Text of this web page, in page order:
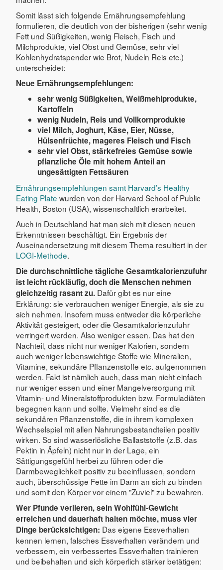
Somit lässt sich folgende Ernährungsempfehlung
formulieren, die deutlich von der bisherigen (sehr wenig
Fett und Süßigkeiten, wenig Fleisch, Fisch und
Milchprodukte, viel Obst und Gemüse, sehr viel
Kohlenhydratspender wie Brot, Nudeln Reis etc.)
unterscheidet:
Neue Ernährungsempfehlungen:
sehr wenig Süßigkeiten, Weißmehlprodukte,
Kartoffeln
wenig Nudeln, Reis und Vollkornprodukte
viel Milch, Joghurt, Käse, Eier, Nüsse,
Hülsenfrüchte, mageres Fleisch und Fisch
sehr viel Obst, stärkefreies Gemüse sowie
pflanzliche Öle mit hohem Anteil an
ungesättigten Fettsäuren
Ernährungsempfehlungen samt Harvard’s Healthy
Eating Plate wurden von der Harvard School of Public
Health, Boston (USA), wissenschaftlich erarbeitet.
Auch in Deutschland hat man sich mit diesen neuen
Erkenntnissen beschäftigt. Ein Ergebnis der
Auseinandersetzung mit diesem Thema resultiert in der
LOGI-Methode.
Die durchschnittliche tägliche Gesamtkalorienzufuhr
ist leicht rückläufig, doch die Menschen nehmen
gleichzeitig rasant zu. Dafür gibt es nur eine
Erklärung: sie verbrauchen weniger Energie, als sie zu
sich nehmen. Insofern muss entweder die körperliche
Aktivität gesteigert, oder die Gesamtkalorienzufuhr
verringert werden. Also weniger essen. Das hat den
Nachteil, dass nicht nur weniger Kalorien, sondern
auch weniger lebenswichtige Stoffe wie Mineralien,
Vitamine, sekundäre Pflanzenstoffe etc. aufgenommen
werden. Fakt ist nämlich auch, dass man nicht einfach
nur weniger essen und einer Mangelversorgung mit
Vitamin- und Mineralstoffprodukten bzw. Formuladiäten
begegnen kann und sollte. Vielmehr sind es die
sekundären Pflanzenstoffe, die in ihrem komplexen
Wechselspiel mit allen Nahrungsbestandteilen positiv
wirken. So sind wasserlösliche Ballaststoffe (z.B. das
Pektin in Äpfeln) nicht nur in der Lage, ein
Sättigungsgefühl herbei zu führen oder die
Darmbeweglichkeit positiv zu beeinflussen, sondern
auch, überschüssige Fette im Darm an sich zu binden
und somit den Körper vor einem "Zuviel" zu bewahren.
Wer Pfunde verlieren, sein Wohlfühl-Gewicht
erreichen und dauerhaft halten möchte, muss vier
Dinge berücksichtigen: Das eigene Essverhalten
kennen lernen, falsches Essverhalten verändern und
verbessern, ein verbessertes Essverhalten trainieren
und beibehalten und sich körperlich stärker betätigen: